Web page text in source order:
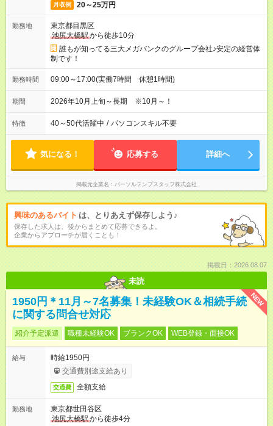
月収例 20～25万円
勤務地
東京都目黒区
池尻大橋駅から徒歩10分
誰もが知ってる三大メガバンクのグループ会社♪安定の経営体
制です！
勤務時間 09:00～17:00(実働7時間 休憩1時間)
期間 2026年10月上旬～長期 ※10月～！
特徴 40～50代活躍中 / パソコンスキル不要
気になる！ 応募する 詳細へ
掲載元企業名 パーソルテンプスタッフ株式会社
興味のあるバイト は、とりあえず保存しよう♪
保存した求人は、後からまとめて応募できるよ。
企業からアプローチが届くことも！
掲載日：2026.08.07
未読
NEW
1950円＊11月～7名募集！未経験OK＆相続手続
に関する問合せ対応
紹介予定派遣 職種未経験OK ブランクOK WEB登録・面接OK
給与
時給1950円
交通費別途支給あり
交通費 全額支給
勤務地
東京都世田谷区
池尻大橋駅から徒歩4分